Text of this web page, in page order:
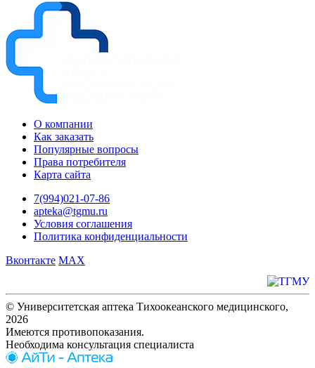
О компании
Как заказать
Популярные вопросы
Права потребителя
Карта сайта
7(994)021-07-86
apteka@tgmu.ru
Условия соглашения
Политика конфиденциальности
Вконтакте MAX
© Университетская аптека Тихоокеанского медицинского,
2026
Имеются противопоказания.
Необходима консультация специалиста